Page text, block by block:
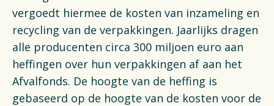
vergoedt hiermee de kosten van inzameling en
recycling van de verpakkingen. Jaarlijks dragen
alle producenten circa 300 miljoen euro aan
heffingen over hun verpakkingen af aan het
Afvalfonds. De hoogte van de heffing is
gebaseerd op de hoogte van de kosten voor de